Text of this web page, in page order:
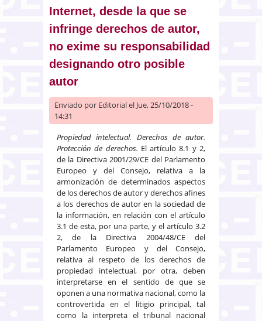
concurso son créditos contra la
masa
Internet, desde la que se
infringe derechos de autor,
no exime su responsabilidad
designando otro posible
autor
Enviado por Editorialel Jue, 25/10/2018 -
14:31
Propiedad intelectual. Derechos de autor.
Protección de derechos. El artículo 8.1 y 2,
de la Directiva 2001/29/CE del Parlamento
Europeo y del Consejo, relativa a la
armonización de determinados aspectos
de los derechos de autor y derechos afines
a los derechos de autor en la sociedad de
la información, en relación con el artículo
3.1 de esta, por una parte, y el artículo 3.2
2, de la Directiva 2004/48/CE del
Parlamento Europeo y del Consejo,
relativa al respeto de los derechos de
propiedad intelectual, por otra, deben
interpretarse en el sentido de que se
oponen a una normativa nacional, como la
controvertida en el litigio principal, tal
como la interpreta el tribunal nacional